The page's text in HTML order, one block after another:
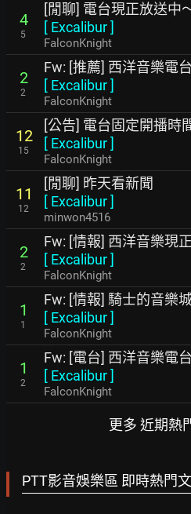
4
5
[閒聊] 電台現正放送中
[ Excalibur]
FalconKnight
2
2
Fw: [推薦] 西洋音樂電
[ Excalibur]
FalconKnight
12
15
[公告] 電台固定開播時
[ Excalibur]
FalconKnight
11
12
[閒聊] 昨天看新聞
[ Excalibur]
minwon4516
2
2
Fw: [情報] 西洋音樂現
[ Excalibur]
FalconKnight
1
1
Fw: [情報] 騎士的音樂
[ Excalibur]
FalconKnight
1
2
Fw: [電台] 西洋音樂電
[ Excalibur]
FalconKnight
更多 近期熱
PTT影音娛樂區 即時熱門